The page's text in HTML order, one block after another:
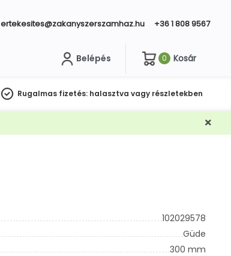
ertekesites@zakanyszerszamhaz.hu +36 1 808 9567
Belépés 0 Kosár
Rugalmas fizetés: halasztva vagy részletekben
102029578
Güde
300 mm